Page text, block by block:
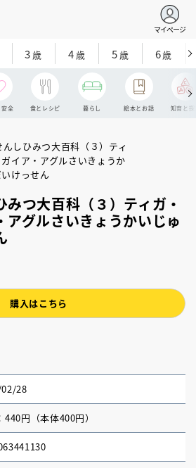
マイページ
3歳 4歳 5歳 6歳
安全 食とレシピ 暮らし 絵本とお話 知育と探
つ大百科（３）ティガ・
アグルさいきょうかいじゅ
購入はこちら
28
440円（本体400円）